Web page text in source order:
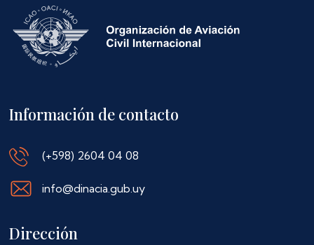
Información de contacto
(+598) 2604 04 08
info@dinacia.gub.uy
Dirección